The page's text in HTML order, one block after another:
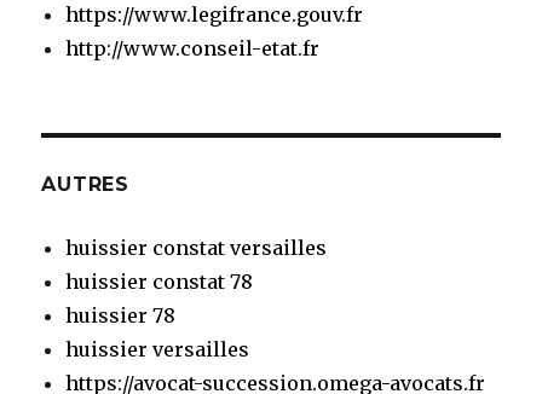
https://www.legifrance.gouv.fr
http://www.conseil-etat.fr
AUTRES
huissier constat versailles
huissier constat 78
huissier 78
huissier versailles
https://avocat-succession.omega-avocats.fr